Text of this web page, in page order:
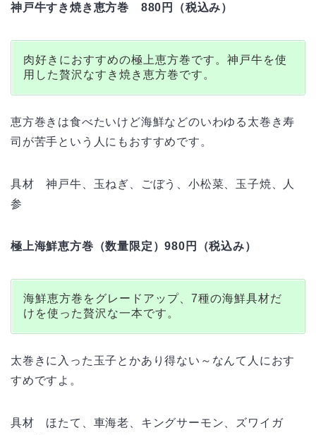
神戸牛すき焼き恵方巻 880円（税込み）
肉好きにおすすめの極上恵方巻です。神戸牛を使
用した贅沢なすき焼き恵方巻です。
恵方巻きは食べたいけど海鮮などのいわゆる太巻き寿
司が苦手という人にもおすすめです。
具材 神戸牛、玉ねぎ、ごぼう、小松菜、玉子焼、人
参
極上海鮮恵方巻（数量限定）980円（税込み）
海鮮恵方巻をグレードアップ、7種の海鮮具材だ
けを使った贅沢な一本です。
太巻きに入った玉子とかあり得ない～なんて人におす
すめですよ。
具材 ほたて、車海老、キングサーモン、ズワイガ